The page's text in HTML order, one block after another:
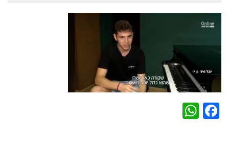
Facebook